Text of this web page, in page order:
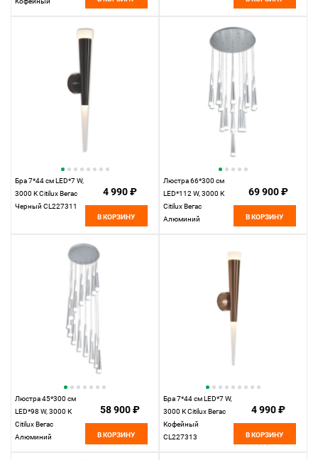
Бра 7*44 см LED*7 W,
3000 К Citilux Вегас
Черный CL227311
4 990 ₽
В КОРЗИНУ
Люстра 66*300 см
LED*112 W, 3000 К
Citilux Вегас
Алюминий
69 900 ₽
В КОРЗИНУ
Люстра 45*300 см
LED*98 W, 3000 К
Citilux Вегас
Алюминий
58 900 ₽
В КОРЗИНУ
Бра 7*44 см LED*7 W,
3000 К Citilux Вегас
Кофейный
CL227313
4 990 ₽
В КОРЗИНУ